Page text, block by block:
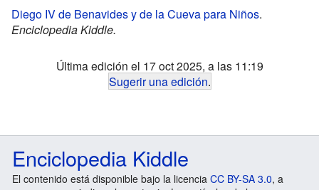
Diego IV de Benavides y de la Cueva para Niños.
Enciclopedia Kiddle.
Última edición el 17 oct 2025, a las 11:19
Sugerir una edición.
Enciclopedia Kiddle
El contenido está disponible bajo la licencia CC BY-SA 3.0, a